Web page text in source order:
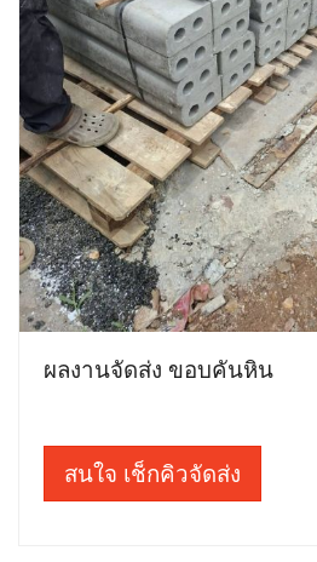
ผลงานจัดส่ง ขอบคันหิน
สนใจ เช็กคิวจัดส่ง